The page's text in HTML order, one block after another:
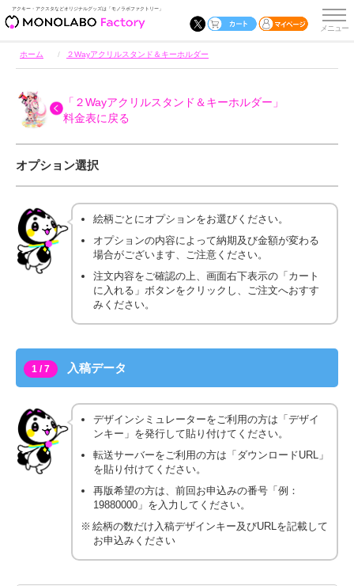
アクキー・アクスタなどオリジナルグッズは「モノラボファクトリー」
ホーム ２Wayアクリルスタンド＆キーホルダー
「２Wayアクリルスタンド＆キーホルダー」
料金表に戻る
オプション選択
絵柄ごとにオプションをお選びください。
オプションの内容によって納期及び金額が変わる
場合がございます、ご注意ください。
注文内容をご確認の上、画面右下表示の「カート
に入れる」ボタンをクリックし、ご注文へおすす
みください。
1 / 7 入稿データ
デザインシミュレーターをご利用の方は「デザイ
ンキー」を発行して貼り付けてください。
転送サーバーをご利用の方は「ダウンロードURL」
を貼り付けてください。
再版希望の方は、前回お申込みの番号「例：
19880000」を入力してください。
絵柄の数だけ入稿デザインキー及びURLを記載して
お申込みください